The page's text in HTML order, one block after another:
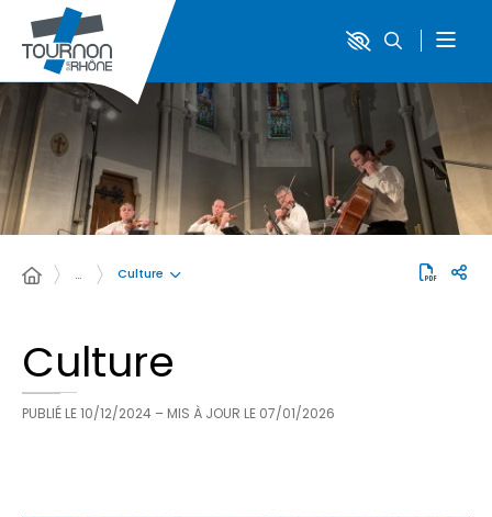
… Culture
Culture
PUBLIÉ LE10/12/2024 – MIS À JOUR LE 07/01/2026